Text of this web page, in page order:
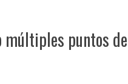
múltiples puntos